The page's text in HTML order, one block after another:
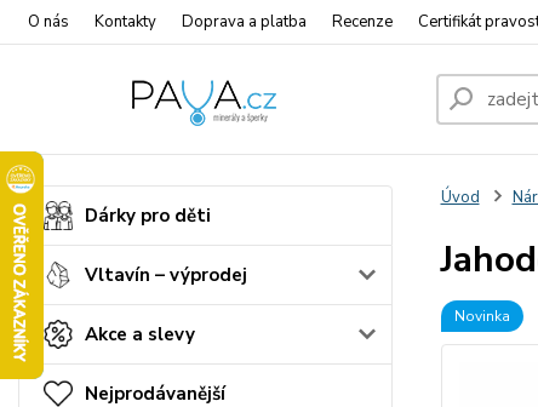
O nás Kontakty Doprava a platba Recenze Certifikát
Dárky pro děti
Vltavín – výprodej
Akce a slevy
Nejprodávanější
Úvod
Novinka